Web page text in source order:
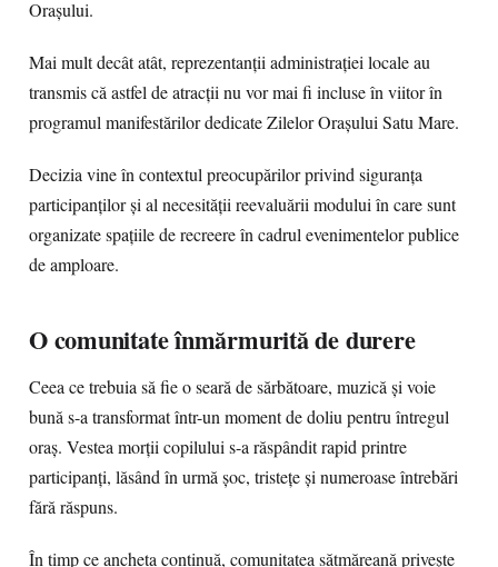
Orașului.
Mai mult decât atât, reprezentanții administrației locale au
transmis că astfel de atracții nu vor mai fi incluse în viitor în
programul manifestărilor dedicate Zilelor Orașului Satu Mare.
Decizia vine în contextul preocupărilor privind siguranța
participanților și al necesității reevaluării modului în care sunt
organizate spațiile de recreere în cadrul evenimentelor publice
de amploare.
O comunitate înmărmurită de durere
Ceea ce trebuia să fie o seară de sărbătoare, muzică și voie
bună s-a transformat într-un moment de doliu pentru întregul
oraș. Vestea morții copilului s-a răspândit rapid printre
participanți, lăsând în urmă șoc, tristețe și numeroase întrebări
fără răspuns.
În timp ce ancheta continuă, comunitatea sătmăreană privește